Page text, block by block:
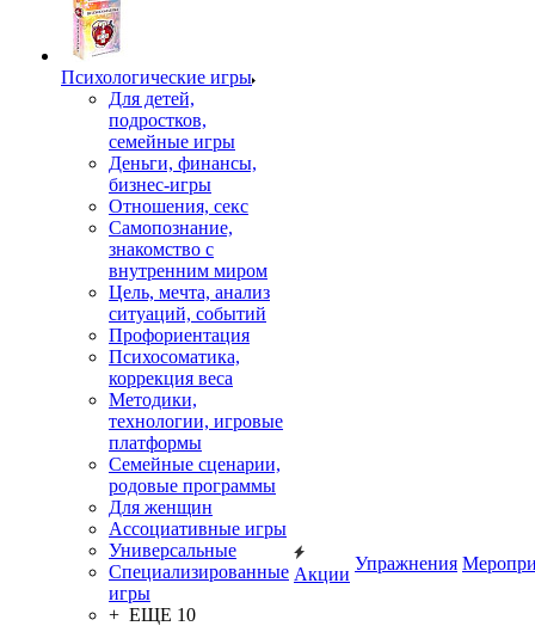
Психологические игры
Для детей,
подростков,
семейные игры
Деньги, финансы,
бизнес-игры
Отношения, секс
Самопознание,
знакомство с
внутренним миром
Цель, мечта, анализ
ситуаций, событий
Профориентация
Психосоматика,
коррекция веса
Методики,
технологии, игровые
платформы
Семейные сценарии,
родовые программы
Для женщин
Ассоциативные игры
Универсальные
Специализированные
игры
+ ЕЩЕ 10
Акции
Упражнения